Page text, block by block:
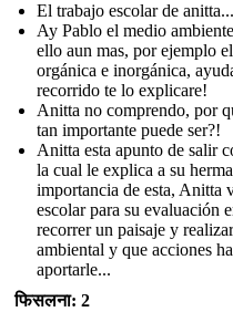
El trabajo escolar de anitta...
Ay Pablo el medio
ello aun mas, por ejemplo
orgánica e inorgánica,
recorrido te lo explicare!
Anitta no comprendo, por
tan importante puede ser?!
Anitta esta apunto de salir
la cual le explica a su
importancia de esta, Anitta
escolar para su evaluación
recorrer un paisaje y
ambiental y que acciones
aportarle...
फिसलना: 2